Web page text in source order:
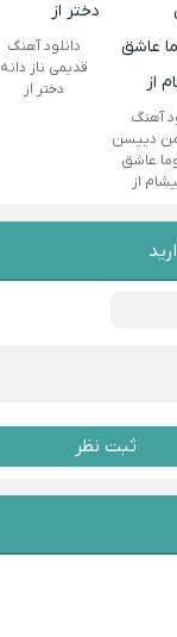
آهنگ
دییسن
عاشق
از
دانلود آهنگ
قدیمی ناز دانه
دختر از
ثبت نظر